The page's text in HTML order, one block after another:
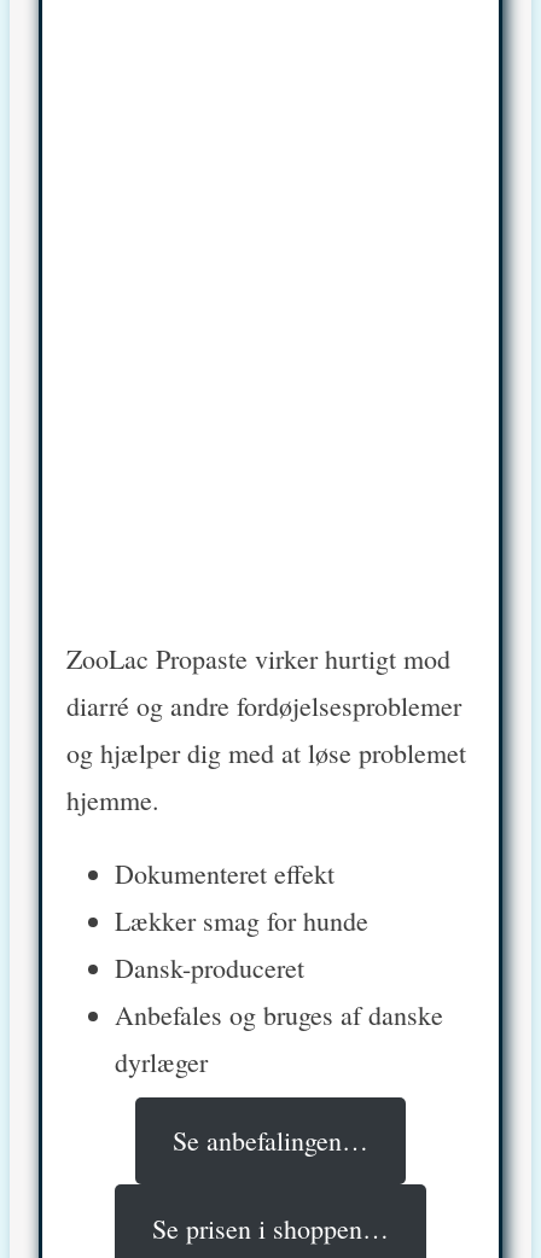
ZooLac Propaste virker hurtigt mod
diarré og andre fordøjelsesproblemer
og hjælper dig med at løse problemet
hjemme.
Dokumenteret effekt
Lækker smag for hunde
Dansk-produceret
Anbefales og bruges af danske
dyrlæger
Se anbefalingen…
Se prisen i shoppen…